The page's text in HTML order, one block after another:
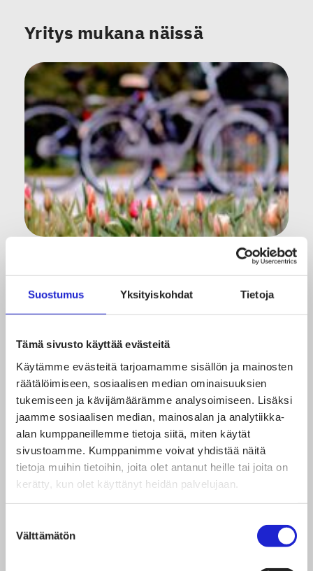
Suostumus Yksityiskohdat Tietoja
Tämä sivusto käyttää evästeitä
Käytämme evästeitä tarjoamamme sisällön ja mainosten
räätälöimiseen, sosiaalisen median ominaisuuksien
tukemiseen ja kävijämäärämme analysoimiseen. Lisäksi
jaamme sosiaalisen median, mainosalan ja analytiikka-
alan kumppaneillemme tietoja siitä, miten käytät
sivustoamme. Kumppanimme voivat yhdistää näitä
tietoja muihin tietoihin, joita olet antanut heille tai joita on
kerätty, kun olet käyttänyt heidän palvelujaan.
valinta
Välttämätön
Yritys mukana näissä
Kokemusta ja oppia uudesta – tällaista
on kesätöissä tekstiili- ja muotialalla
24.08.2020